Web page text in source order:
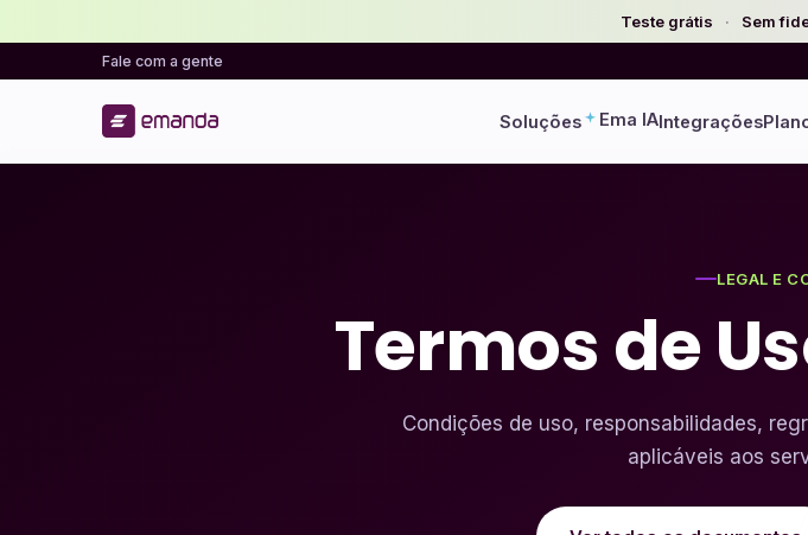
Teste grátis · Sem
Fale com a gente
Soluções Ema IAIntegrações
LEGAL E
Termos de
Condições de uso, responsabilidades,
aplicáveis aos